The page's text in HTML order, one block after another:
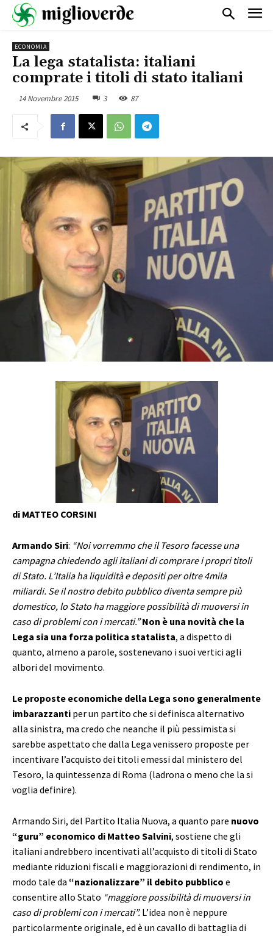
ECONOMIA
La lega statalista: italiani
comprate i titoli di stato italiani
14 Novembre 2015 3 87
di MATTEO CORSINI
Armando Siri: “Noi vorremmo che il Tesoro facesse una
campagna chiedendo agli italiani di comprare i propri titoli
di Stato. L’Italia ha liquidità e depositi per oltre 4mila
miliardi. Se il nostro debito pubblico diventa sempre più
domestico, lo Stato ha maggiore possibilità di muoversi in
caso di problemi con i mercati.”Non è una novità che la
Lega sia una forza politica statalista, a dispetto di
quanto, almeno a parole, sostenevano i suoi vertici agli
albori del movimento.
Le proposte economiche della Lega sono generalmente
imbarazzanti per un partito che si definisca alternativo
alla sinistra, ma credo che neanche il più pessimista si
sarebbe aspettato che dalla Lega venissero proposte per
incentivare l’acquisto dei titoli emessi dal ministero del
Tesoro, la quintessenza di Roma (ladrona o meno che la si
voglia definire).
Armando Siri, del Partito Italia Nuova, a quanto pare nuovo
“guru” economico di Matteo Salvini, sostiene che gli
italiani andrebbero incentivati all’acquisto di titoli di Stato
mediante riduzioni fiscali e maggiorazioni di rendimento, in
modo tale da “nazionalizzare” il debito pubblico e
consentire allo Stato “maggiore possibilità di muoversi in
caso di problemi con i mercati”. L’idea non è neppure
particolarmente originale, ed è un cavallo di battaglia di